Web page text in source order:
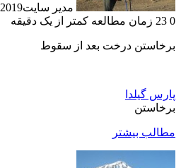
مدیر سایت2019-06-30
0
زمان مطالعه کمتر از یک دقیقه
برخاستن درخت بعد از سقوط
پارس گیلدا
برخاستن
مطالب بیشتر